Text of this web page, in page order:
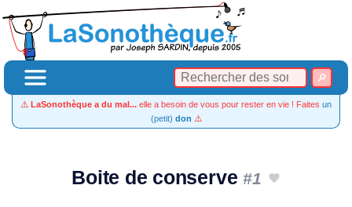
⚠️ LaSonothèque a du mal... elle a besoin de vous pour rester en vie ! Faites un
(petit) don ⚠️
Boite de conserve#1